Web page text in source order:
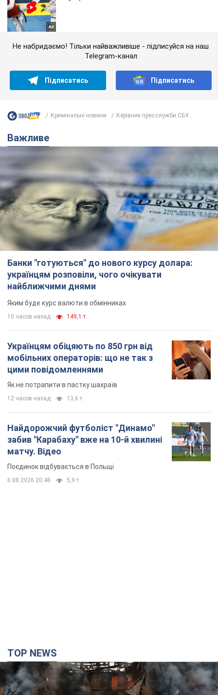
Не набридаємо! Тільки найважливіше - підписуйся на наш
Telegram-канал
Підписатись Підписатись
Кримінальні новини Керівник прес-служби СБУ...
Важливе
Банки "готуються" до нового курсу долара:
українцям розповіли, чого очікувати
найближчими днями
Яким буде курс валюти в обмінниках
10 часов назад 149,1 т.
Українцям обіцяють по 850 грн від
мобільних операторів: що не так з
цими повідомленнями
Як не потрапити в пастку шахраїв
12 часов назад 13,6 т.
Найдорожчий футболіст "Динамо"
забив "Карабаху" вже на 10-й хвилині
матчу. Відео
Поєдинок відбувається в Польщі
6.08.2026 20:48 5,9 т.
TOP NEWS